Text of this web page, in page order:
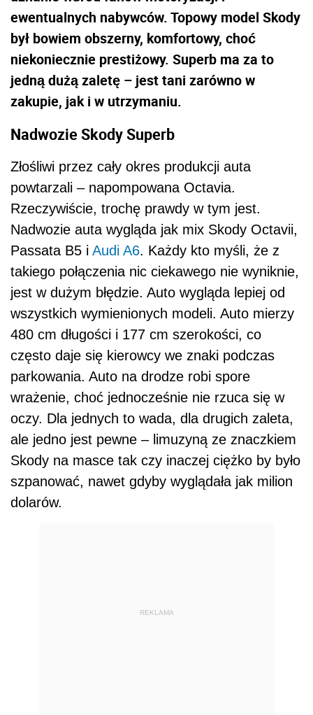
ewentualnych nabywców. Topowy model Skody
był bowiem obszerny, komfortowy, choć
niekoniecznie prestiżowy. Superb ma za to
jedną dużą zaletę – jest tani zarówno w
zakupie, jak i w utrzymaniu.
Nadwozie Skody Superb
Złośliwi przez cały okres produkcji auta
powtarzali – napompowana Octavia.
Rzeczywiście, trochę prawdy w tym jest.
Nadwozie auta wygląda jak mix Skody Octavii,
Passata B5 i Audi A6. Każdy kto myśli, że z
takiego połączenia nic ciekawego nie wyniknie,
jest w dużym błędzie. Auto wygląda lepiej od
wszystkich wymienionych modeli. Auto mierzy
480 cm długości i 177 cm szerokości, co
często daje się kierowcy we znaki podczas
parkowania. Auto na drodze robi spore
wrażenie, choć jednocześnie nie rzuca się w
oczy. Dla jednych to wada, dla drugich zaleta,
ale jedno jest pewne – limuzyną ze znaczkiem
Skody na masce tak czy inaczej ciężko by było
szpanować, nawet gdyby wyglądała jak milion
dolarów.
REKLAMA